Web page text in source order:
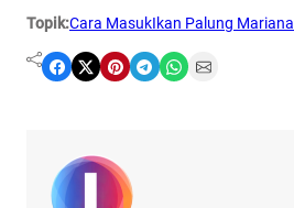
Topik:Cara MasukIkan Palung Mariana
Share on Facebook Share on X Share on Pinterest Share on Telegram Share on WhatsApp Share on Email